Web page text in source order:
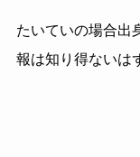
たいていの場合出
報は知り得ないは